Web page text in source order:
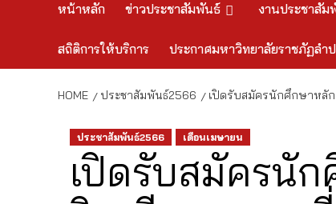
หน้าหลัก ข่าวประชาสัมพันธ์ งานประชาสัม
สถิติการให้บริการ ประกาศมหาวิทยาลัยราชภัฏลำ
HOME ประชาสัมพันธ์2566 เปิดรับสมัครนักศึกษาหลั
ประชาสัมพันธ์2566 เดือนเมษายน
เปิดรับสมัครนั